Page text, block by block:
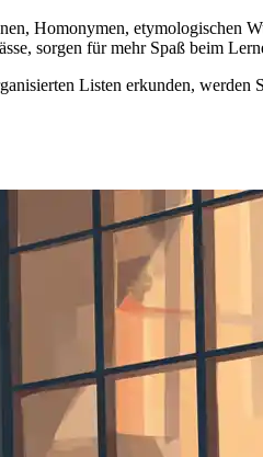
Homonymen, etymologischen
sorgen für mehr Spaß beim
Listen erkunden, werden